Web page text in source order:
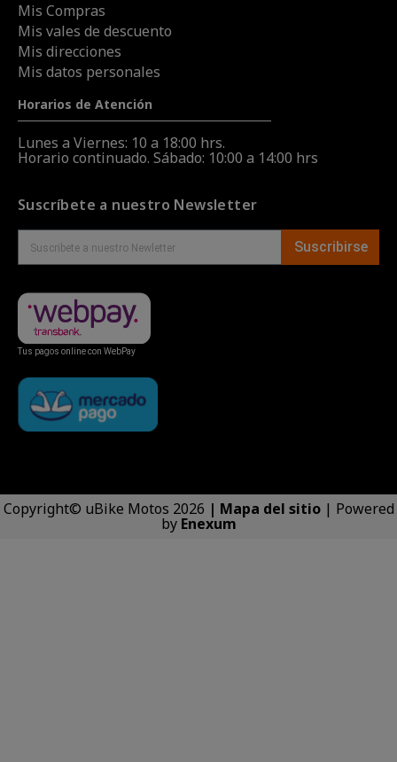
Mis Compras
Mis vales de descuento
Mis direcciones
Mis datos personales
Horarios de Atención
Lunes a Viernes: 10 a 18:00 hrs.
Horario continuado. Sábado: 10:00 a 14:00 hrs
Suscríbete a nuestro Newsletter
Suscribirse
Tus pagos online con WebPay
Copyright© uBike Motos 2026 | Mapa del sitio| Powered
by Enexum